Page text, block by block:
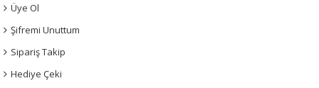
Üye Ol
Şifremi Unuttum
Sipariş Takip
Hediye Çeki